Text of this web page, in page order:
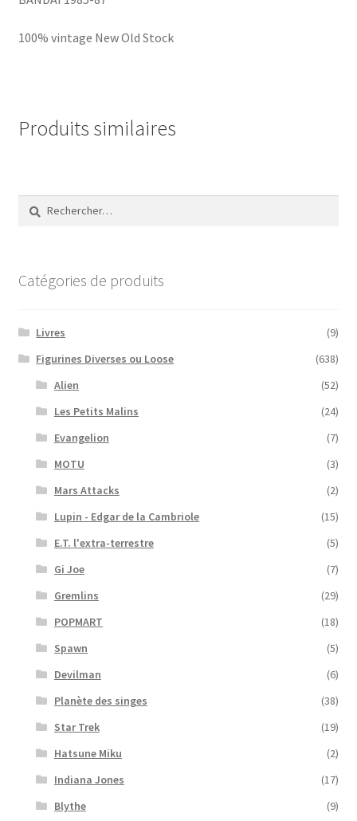
100% vintage New Old Stock
Produits similaires
Catégories de produits
Livres
(9)
Figurines Diverses ou Loose
(638)
Alien
(52)
Les Petits Malins
(24)
Evangelion
(7)
MOTU
(3)
Mars Attacks
(2)
Lupin - Edgar de la Cambriole
(15)
E.T. l'extra-terrestre
(5)
Gi Joe
(7)
Gremlins
(29)
POPMART
(18)
Spawn
(5)
Devilman
(6)
Planète des singes
(38)
Star Trek
(19)
Hatsune Miku
(2)
Indiana Jones
(17)
Blythe
(9)